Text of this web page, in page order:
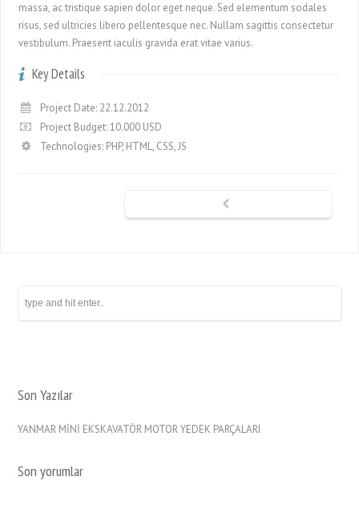
massa, ac tristique sapien dolor eget neque. Sed elementum sodales
risus, sed ultricies libero pellentesque nec. Nullam sagittis consectetur
vestibulum. Praesent iaculis gravida erat vitae varius.
Key Details
Project Date: 22.12.2012
Project Budget: 10.000 USD
Technologies: PHP, HTML, CSS, JS
Son Yazılar
YANMAR MİNİ EKSKAVATÖR MOTOR YEDEK PARÇALARI
Son yorumlar